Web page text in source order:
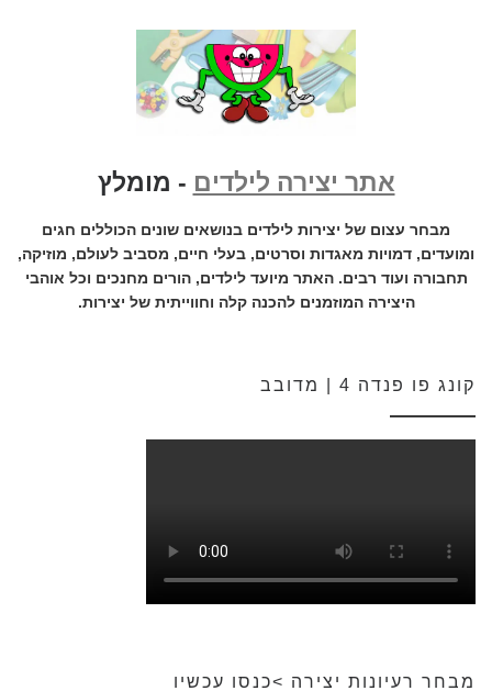
אתר יצירה לילדים - מומלץ
מבחר עצום של יצירות לילדים בנושאים שונים הכוללים חגים
ומועדים, דמויות מאגדות וסרטים, בעלי חיים, מסביב לעולם, מוזיקה,
תחבורה ועוד רבים. האתר מיועד לילדים, הורים מחנכים וכל אוהבי
היצירה המוזמנים להכנה קלה וחווייתית של יצירות.
קונג פו פנדה 4 | מדובב
מבחר רעיונות יצירה >כנסו עכשיו